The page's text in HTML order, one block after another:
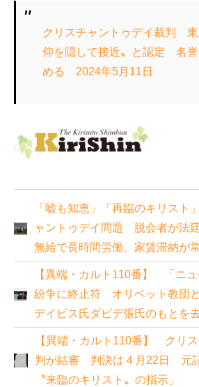
クリスチャントゥデイ裁判
仰を隠して接近〟と認定 名
める 2024年5月11日
「嘘も知恵」「再臨のキリス
ャントゥデイ問題 脱会者が法
無給で長時間労働、家賃滞納が
【異端・カルト110番】 「ニ
紛争に終止符 オリベット教団
デイビス氏ダビデ張氏のもとを
【異端・カルト110番】 クリ
判が結審 判決は４月22日 元
〝来臨のキリスト〟の指示」